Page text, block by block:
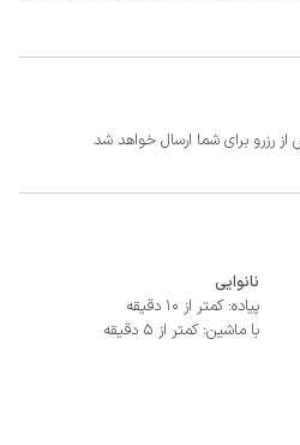
رزرو برای شما ارسال خواهد شد
نانوایی
پیاده: کمتر از 10 دقیقه
با ماشین: کمتر از 5 دقیقه